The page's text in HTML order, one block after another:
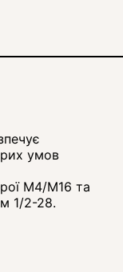
умов
M4/M16 та
1/2-28.